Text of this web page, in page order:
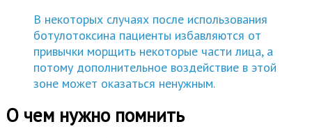
В некоторых случаях после использования
ботулотоксина пациенты избавляются от
привычки морщить некоторые части лица, а
потому дополнительное воздействие в этой
зоне может оказаться ненужным.
О чем нужно помнить